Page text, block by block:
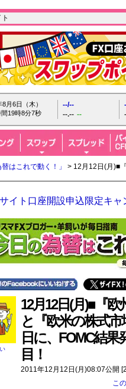
月6日（木）
間19時8分8秒
--/--
--.-- --
はこれで動く！」
> 12月12日(月)■
イト口座開設申込限定キ
12月12日(月)■『
と『欧米の株式
日に、FOMC結
目！
2011年12月12日(月)08:07公開
こ